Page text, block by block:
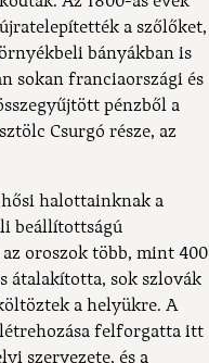
a szőlőket,
bányákban is
sokan franciaországi és
pénzből a
Csurgó része, az
halottainknak a
beállítottságú
oroszok több, mint 400
átalakította, sok szlovák
a helyükre. A
felforgatta itt
szervezete, és a